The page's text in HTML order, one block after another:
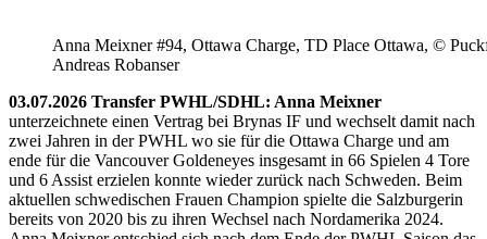
Anna Meixner #94, Ottawa Charge, TD Place Ottawa, ©
Andreas Robanser
03.07.2026 Transfer PWHL/SDHL: Anna Meixner
unterzeichnete einen Vertrag bei Brynas IF und wechselt damit nach
zwei Jahren in der PWHL wo sie für die Ottawa Charge und am
ende für die Vancouver Goldeneyes insgesamt in 66 Spielen 4 Tore
und 6 Assist erzielen konnte wieder zurück nach Schweden. Beim
aktuellen schwedischen Frauen Champion spielte die Salzburgerin
bereits von 2020 bis zu ihren Wechsel nach Nordamerika 2024.